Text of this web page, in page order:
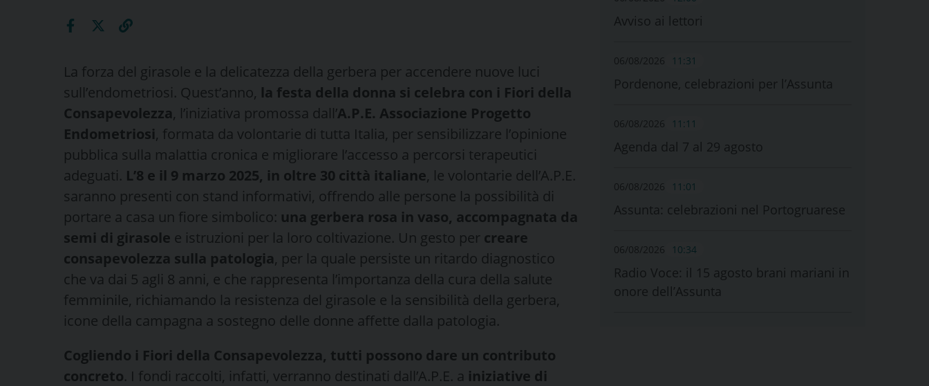
La forza del girasole e la delicatezza della gerbera per accendere nuove luci
sull’endometriosi. Quest’anno, la festa della donna si celebra con i Fiori della
Consapevolezza, l’iniziativa promossa dall’A.P.E. Associazione Progetto
Endometriosi, formata da volontarie di tutta Italia, per sensibilizzare l’opinione
pubblica sulla malattia cronica e migliorare l’accesso a percorsi terapeutici
adeguati. L’8 e il 9 marzo 2025, in oltre 30 città italiane, le volontarie dell’A.P.E.
saranno presenti con stand informativi, offrendo alle persone la possibilità di
portare a casa un fiore simbolico: una gerbera rosa in vaso, accompagnata da
semi di girasole e istruzioni per la loro coltivazione. Un gesto per creare
consapevolezza sulla patologia, per la quale persiste un ritardo diagnostico
che va dai 5 agli 8 anni, e che rappresenta l’importanza della cura della salute
femminile, richiamando la resistenza del girasole e la sensibilità della gerbera,
icone della campagna a sostegno delle donne affette dalla patologia.
Cogliendo i Fiori della Consapevolezza, tutti possono dare un contributo
concreto. I fondi raccolti, infatti, verranno destinati dall’A.P.E. a iniziative di
Avviso ai lettori
06/08/2026 11:31
Pordenone, celebrazioni per l’Assunta
06/08/2026 11:11
Agenda dal 7 al 29 agosto
06/08/2026 11:01
Assunta: celebrazioni nel Portogruarese
06/08/2026 10:34
Radio Voce: il 15 agosto brani mariani in
onore dell’Assunta